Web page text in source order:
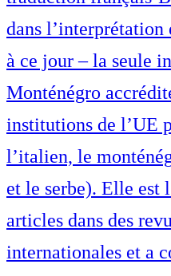
dans
à ce jour – la seule
Monténégro
institutions de l’UE
l’italien, le
et le serbe). Elle est
articles dans des
internationales et a